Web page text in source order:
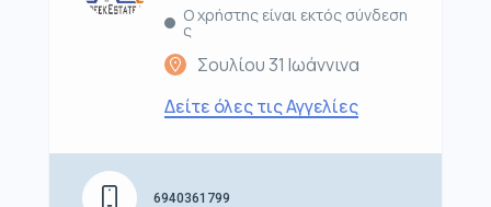
Ο χρήστης είναι εκτός σύνδεση
ς
Σουλίου 31 Ιωάννινα
Δείτε όλες τις Αγγελίες
6940361799